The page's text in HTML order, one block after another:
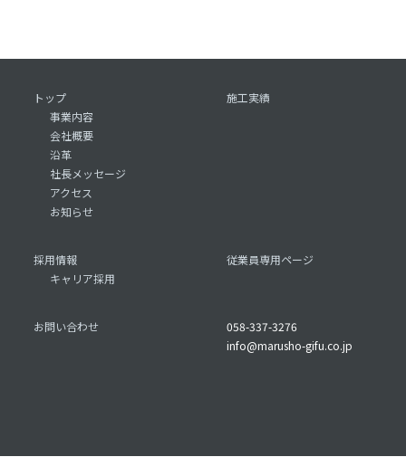
トップ
事業内容
会社概要
沿革
社長メッセージ
アクセス
お知らせ
施工実績
採用情報
キャリア採用
従業員専用ページ
お問い合わせ
058-337-3276
info@marusho-gifu.co.jp